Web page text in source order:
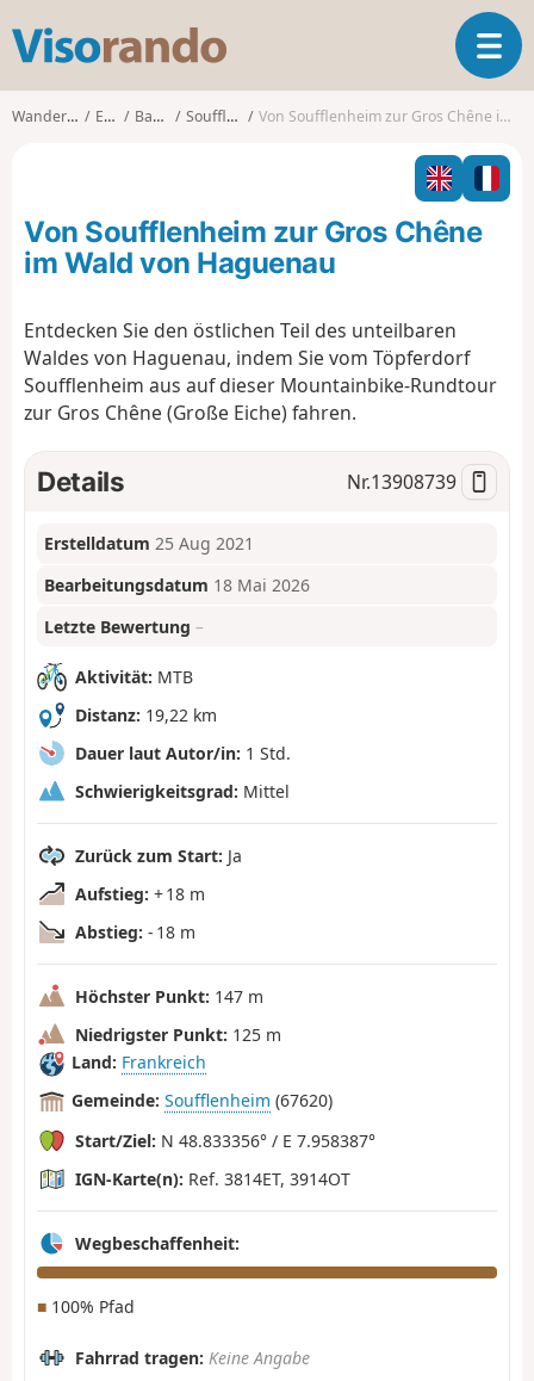
s
o
T
o
g
l
n
i
Wanderungen Elsass Bas-Rhin Soufflenheim Von Soufflenheim zur Gros Chêne im Wald von Haguenau
Von Soufflenheim zur Gros Chêne
im Wald von Haguenau
Entdecken Sie den östlichen Teil des unteilbaren
Waldes von Haguenau, indem Sie vom Töpferdorf
Soufflenheim aus auf dieser Mountainbike-Rundtour
zur Gros Chêne (Große Eiche) fahren.
Details Nr.13908739
Erstelldatum 25 Aug 2021
Bearbeitungsdatum 18 Mai 2026
Letzte Bewertung –
Aktivität: MTB
Distanz: 19,22 km
Dauer laut Autor/in: 1 Std.
Schwierigkeitsgrad: Mittel
Zurück zum Start: Ja
Aufstieg: + 18 m
Abstieg: - 18 m
Höchster Punkt: 147 m
Niedrigster Punkt: 125 m
Land: Frankreich
Gemeinde: Soufflenheim (67620)
Start/Ziel: N 48.833356° / E 7.958387°
IGN-Karte(n): Ref. 3814ET, 3914OT
Wegbeschaffenheit:
■ 100% Pfad
Fahrrad tragen: Keine Angabe